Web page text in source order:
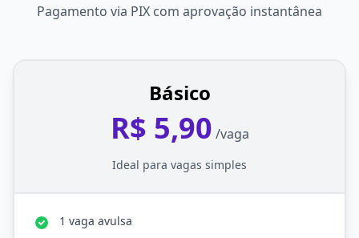
Pagamento via PIX com aprovação instantânea
Básico
R$ 5,90 /vaga
Ideal para vagas simples
1 vaga avulsa